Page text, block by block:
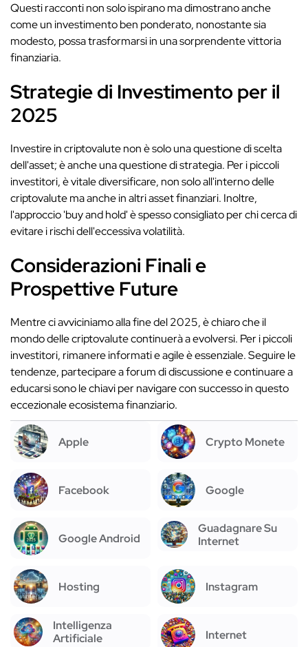
Questi racconti non solo ispirano ma dimostrano anche
come un investimento ben ponderato, nonostante sia
modesto, possa trasformarsi in una sorprendente vittoria
finanziaria.
Strategie di Investimento per il
2025
Investire in criptovalute non è solo una questione di scelta
dell'asset; è anche una questione di strategia. Per i piccoli
investitori, è vitale diversificare, non solo all'interno delle
criptovalute ma anche in altri asset finanziari. Inoltre,
l'approccio 'buy and hold' è spesso consigliato per chi cerca di
evitare i rischi dell'eccessiva volatilità.
Considerazioni Finali e
Prospettive Future
Mentre ci avviciniamo alla fine del 2025, è chiaro che il
mondo delle criptovalute continuerà a evolversi. Per i piccoli
investitori, rimanere informati e agile è essenziale. Seguire le
tendenze, partecipare a forum di discussione e continuare a
educarsi sono le chiavi per navigare con successo in questo
eccezionale ecosistema finanziario.
Apple Crypto Monete
Facebook Google
Google Android
Guadagnare Su
Internet
Hosting Instagram
Intelligenza
Artificiale
Internet